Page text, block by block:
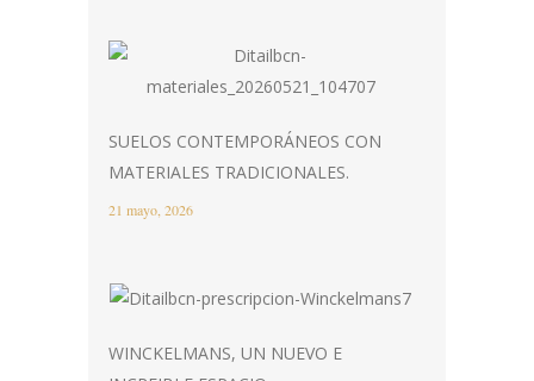
SUELOS CONTEMPORÁNEOS CON
MATERIALES TRADICIONALES.
21 mayo, 2026
WINCKELMANS, UN NUEVO E